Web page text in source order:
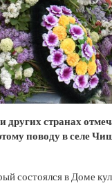
других странах
поводу в селе
состоялся в Доме